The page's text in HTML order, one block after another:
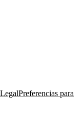
LegalPreferencias para